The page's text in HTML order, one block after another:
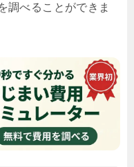
調べることができま